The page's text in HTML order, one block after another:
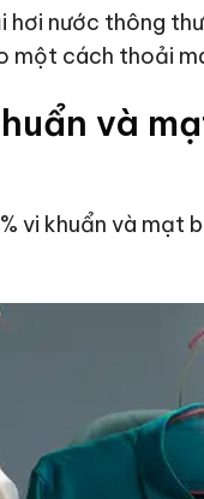
nước thông
một cách thoải
và
vi khuẩn và mạt